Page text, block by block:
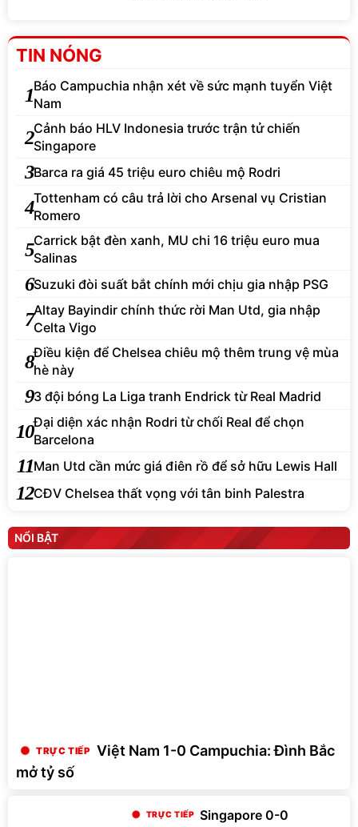
TIN NÓNG
1Báo Campuchia nhận xét về sức mạnh tuyển Việt
Nam
2Cảnh báo HLV Indonesia trước trận tử chiến
Singapore
3Barca ra giá 45 triệu euro chiêu mộ Rodri
4Tottenham có câu trả lời cho Arsenal vụ Cristian
Romero
5Carrick bật đèn xanh, MU chi 16 triệu euro mua
Salinas
6Suzuki đòi suất bắt chính mới chịu gia nhập PSG
7Altay Bayindir chính thức rời Man Utd, gia nhập
Celta Vigo
8Điều kiện để Chelsea chiêu mộ thêm trung vệ mùa
hè này
93 đội bóng La Liga tranh Endrick từ Real Madrid
10Đại diện xác nhận Rodri từ chối Real để chọn
Barcelona
11Man Utd cần mức giá điên rồ để sở hữu Lewis Hall
12CĐV Chelsea thất vọng với tân binh Palestra
NỔI BẬT
Việt Nam 1-0 Campuchia: Đình Bắc
mở tỷ số
Singapore 0-0